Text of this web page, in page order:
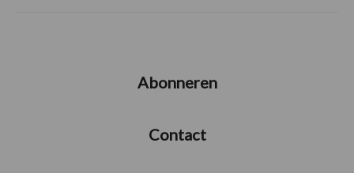
Abonneren
Contact